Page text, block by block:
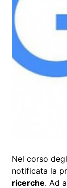
Nel corso
notificata la
ricerche. Ad